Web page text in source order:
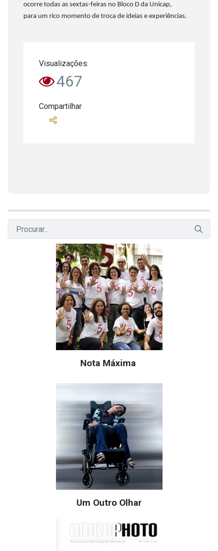
ocorre todas as sextas-feiras no Bloco D da Unicap,
para um rico momento de troca de ideias e experiências.
Visualizações:
467
Compartilhar
Nota Máxima
Um Outro Olhar